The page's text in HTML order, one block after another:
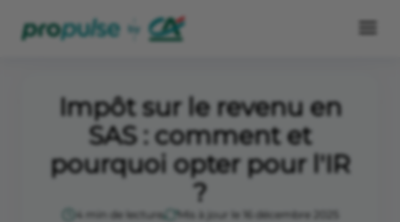
Impôt sur le revenu en
SAS : comment et
pourquoi opter pour l'IR
?
4 min de lecture
Mis à jour le 16 décembre 2025